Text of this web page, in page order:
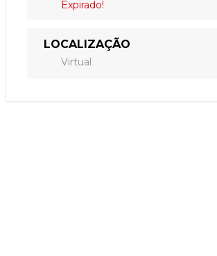
Expirado!
LOCALIZAÇÃO
Virtual